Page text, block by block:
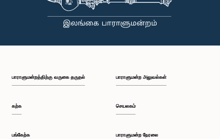
பாராளுமன்றத்திற்கு வருகை தருதல்
கற்க
பங்கேற்க
பாராளுமன்ற அலுவல்கள்
செயலகம்
பாராளுமன்ற நேரலை